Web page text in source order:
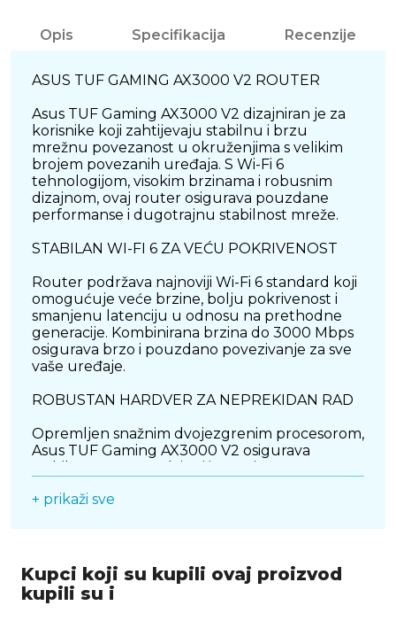
Opis Specifikacija Recenzije
ASUS TUF GAMING AX3000 V2 ROUTER
Asus TUF Gaming AX3000 V2 dizajniran je za
korisnike koji zahtijevaju stabilnu i brzu
mrežnu povezanost u okruženjima s velikim
brojem povezanih uređaja. S Wi-Fi 6
tehnologijom, visokim brzinama i robusnim
dizajnom, ovaj router osigurava pouzdane
performanse i dugotrajnu stabilnost mreže.
STABILAN WI-FI 6 ZA VEĆU POKRIVENOST
Router podržava najnoviji Wi-Fi 6 standard koji
omogućuje veće brzine, bolju pokrivenost i
smanjenu latenciju u odnosu na prethodne
generacije. Kombinirana brzina do 3000 Mbps
osigurava brzo i pouzdano povezivanje za sve
vaše uređaje.
ROBUSTAN HARDVER ZA NEPREKIDAN RAD
Opremljen snažnim dvojezgrenim procesorom,
Asus TUF Gaming AX3000 V2 osigurava
karakteristike i robusno kućište, ovaj router je
PERFORMANSE
Uz Adaptive QoS tehnologiju, router
+ prikaži sve
Kupci koji su kupili ovaj proizvod
kupili su i